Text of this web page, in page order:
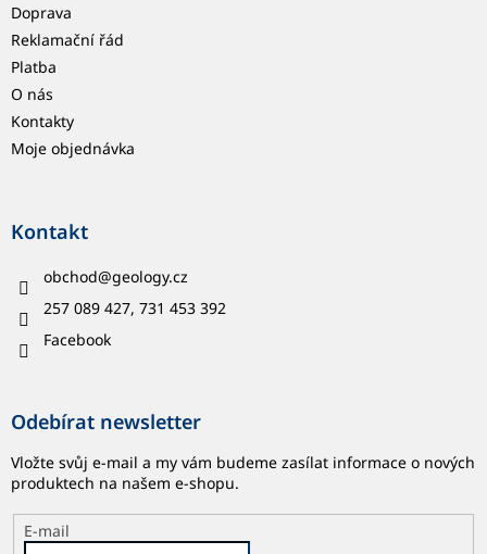
Doprava
Reklamační řád
Platba
O nás
Kontakty
Moje objednávka
Kontakt
obchod@geology.cz
257 089 427, 731 453 392
Facebook
Odebírat newsletter
Vložte svůj e-mail a my vám budeme zasílat informace o nových
produktech na našem e-shopu.
E-mail